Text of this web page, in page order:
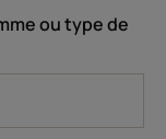
ou type de